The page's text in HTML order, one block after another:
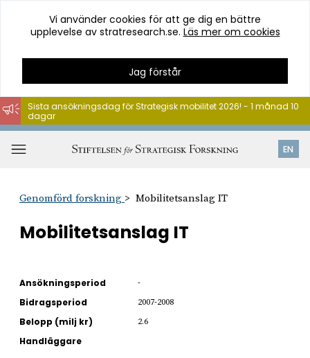
Hoppa
till
innehåll
Vi använder cookies för att ge dig en bättre
upplevelse av stratresearch.se. Läs mer om cookies
Jag förstår
EN
Sista ansökningsdag för Strategisk mobilitet 2026! - 1 månad 10
dagar
Genomförd forskning Mobilitetsanslag IT
Mobilitetsanslag IT
Ansökningsperiod -
Bidragsperiod 2007-2008
Belopp (milj kr) 2.6
Handläggare